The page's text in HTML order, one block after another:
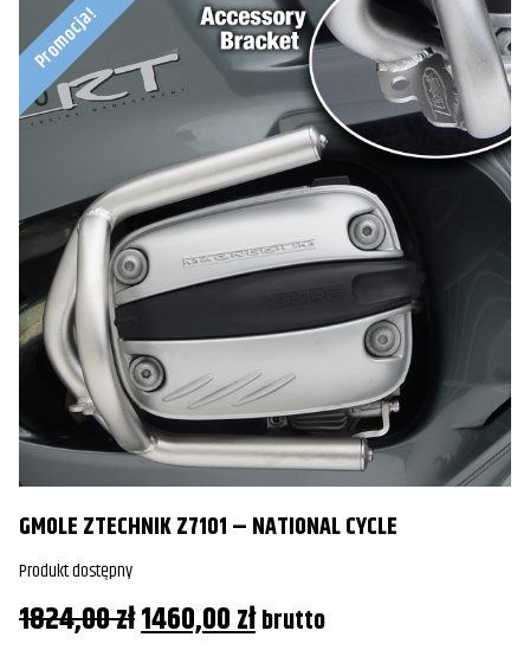
Promocja!
GMOLE ZTECHNIK Z7101 – NATIONAL CYCLE
Produkt dostępny
1824,00złPierwotna
1460,00złAktualna
brutto